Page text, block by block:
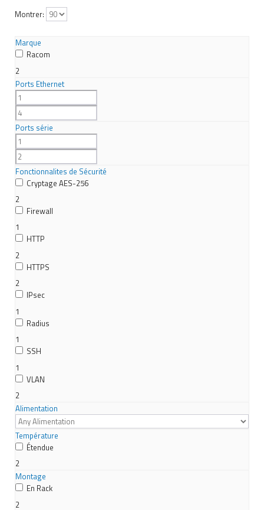
Montrer:
Marque
Racom
2
Ports Ethernet
Ports série
Fonctionnalites de Sécurité
Cryptage AES-256
2
Firewall
1
HTTP
2
HTTPS
2
IPsec
1
Radius
1
SSH
1
VLAN
2
Alimentation
Température
Étendue
2
Montage
En Rack
2